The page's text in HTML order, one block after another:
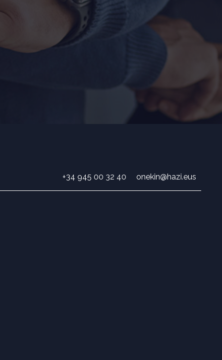
+34 945 00 32 40 onekin@hazi.eus